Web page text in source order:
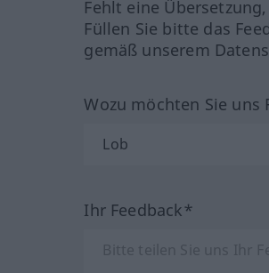
Fehlt eine
Füllen Sie bitte das
gemäß unserem
Wozu möchten Sie uns
Ihr Feedback*